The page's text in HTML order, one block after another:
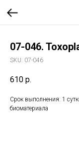
07-046.
SKU: 07-046
610 р.
Срок выполнения: 1
биоматериала